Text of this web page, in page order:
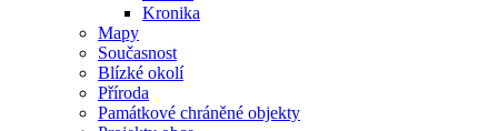
Kronika
Mapy
Současnost
Blízké okolí
Příroda
Památkové chráněné objekty